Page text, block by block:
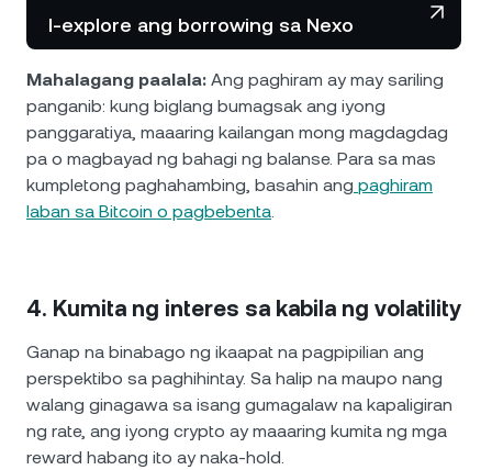
I-explore ang borrowing sa Nexo
Mahalagang paalala: Ang paghiram ay may sariling
panganib: kung biglang bumagsak ang iyong
panggaratiya, maaaring kailangan mong magdagdag
pa o magbayad ng bahagi ng balanse. Para sa mas
kumpletong paghahambing, basahin ang paghiram
laban sa Bitcoin o pagbebenta.
4. Kumita ng interes sa kabila ng volatility
Ganap na binabago ng ikaapat na pagpipilian ang
perspektibo sa paghihintay. Sa halip na maupo nang
walang ginagawa sa isang gumagalaw na kapaligiran
ng rate, ang iyong crypto ay maaaring kumita ng mga
reward habang ito ay naka-hold.